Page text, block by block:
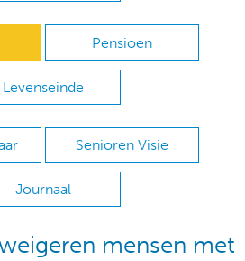
Pensioen
Levenseinde
Senioren Visie
Journaal
mensen met